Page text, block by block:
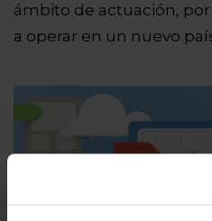
ámbito de actuación,
a operar en un nuevo